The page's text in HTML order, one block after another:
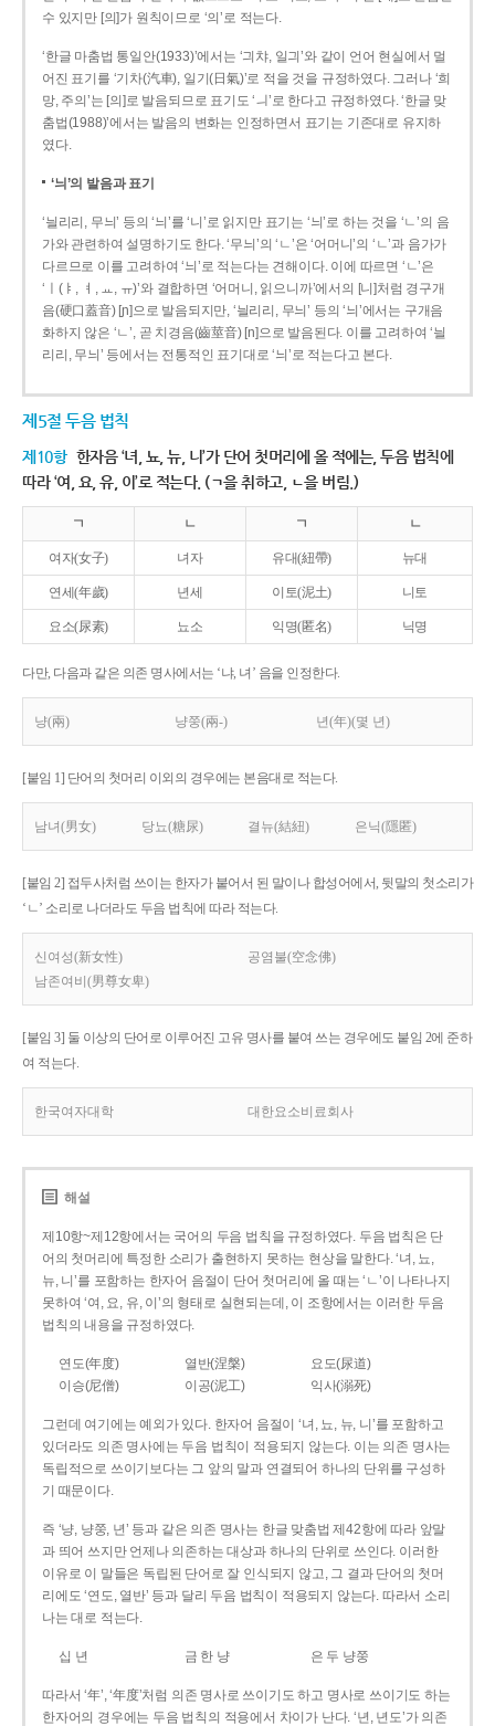
수 있지만 [의]가 원칙이므로 ‘의’로 적는다.
‘한글 마춤법 통일안(1933)’에서는 ‘긔챠, 일긔’와 같이 언어 현실에서 멀
어진 표기를 ‘기차(汽車), 일기(日氣)’로 적을 것을 규정하였다. 그러나 ‘희
망, 주의’는 [의]로 발음되므로 표기도 ‘ㅢ’로 한다고 규정하였다. ‘한글 맞
춤법(1988)’에서는 발음의 변화는 인정하면서 표기는 기존대로 유지하
였다.
‘늬’의 발음과 표기
‘늴리리, 무늬’ 등의 ‘늬’를 ‘니’로 읽지만 표기는 ‘늬’로 하는 것을 ‘ㄴ’의 음
가와 관련하여 설명하기도 한다. ‘무늬’의 ‘ㄴ’은 ‘어머니’의 ‘ㄴ’과 음가가
다르므로 이를 고려하여 ‘늬’로 적는다는 견해이다. 이에 따르면 ‘ㄴ’은
‘ㅣ(ㅑ, ㅕ, ㅛ, ㅠ)’와 결합하면 ‘어머니, 읽으니까’에서의 [니]처럼 경구개
음(硬口蓋音) [ɲ]으로 발음되지만, ‘늴리리, 무늬’ 등의 ‘늬’에서는 구개음
화하지 않은 ‘ㄴ’, 곧 치경음(齒莖音) [n]으로 발음된다. 이를 고려하여 ‘늴
리리, 무늬’ 등에서는 전통적인 표기대로 ‘늬’로 적는다고 본다.
제5절 두음 법칙
제10항 한자음 ‘녀, 뇨, 뉴, 니’가 단어 첫머리에 올 적에는, 두음 법칙에
따라 ‘여, 요, 유, 이’로 적는다. (ㄱ을 취하고, ㄴ을 버림.)
ㄱ ㄴ ㄱ ㄴ
여자(女子) 녀자 유대(紐帶) 뉴대
연세(年歲) 년세 이토(泥土) 니토
요소(尿素) 뇨소 익명(匿名) 닉명
다만, 다음과 같은 의존 명사에서는 ‘냐, 녀’ 음을 인정한다.
냥(兩) 냥쭝(兩-) 년(年)(몇 년)
[붙임 1] 단어의 첫머리 이외의 경우에는 본음대로 적는다.
남녀(男女) 당뇨(糖尿) 결뉴(結紐) 은닉(隱匿)
[붙임 2] 접두사처럼 쓰이는 한자가 붙어서 된 말이나 합성어에서, 뒷말의 첫소리가
‘ㄴ’ 소리로 나더라도 두음 법칙에 따라 적는다.
신여성(新女性)
공염불(空念佛)
남존여비(男尊女卑)
[붙임 3] 둘 이상의 단어로 이루어진 고유 명사를 붙여 쓰는 경우에도 붙임 2에 준하
여 적는다.
한국여자대학 대한요소비료회사
해설
제10항~제12항에서는 국어의 두음 법칙을 규정하였다. 두음 법칙은 단
어의 첫머리에 특정한 소리가 출현하지 못하는 현상을 말한다. ‘녀, 뇨,
뉴, 니’를 포함하는 한자어 음절이 단어 첫머리에 올 때는 ‘ㄴ’이 나타나지
못하여 ‘여, 요, 유, 이’의 형태로 실현되는데, 이 조항에서는 이러한 두음
법칙의 내용을 규정하였다.
연도(年度) 열반(涅槃)
요도(尿道)
이승(尼僧)
이공(泥工) 익사(溺死)
그런데 여기에는 예외가 있다. 한자어 음절이 ‘녀, 뇨, 뉴, 니’를 포함하고
있더라도 의존 명사에는 두음 법칙이 적용되지 않는다. 이는 의존 명사는
독립적으로 쓰이기보다는 그 앞의 말과 연결되어 하나의 단위를 구성하
기 때문이다.
즉 ‘냥, 냥쭝, 년’ 등과 같은 의존 명사는 한글 맞춤법 제42항에 따라 앞말
과 띄어 쓰지만 언제나 의존하는 대상과 하나의 단위로 쓰인다. 이러한
이유로 이 말들은 독립된 단어로 잘 인식되지 않고, 그 결과 단어의 첫머
리에도 ‘연도, 열반’ 등과 달리 두음 법칙이 적용되지 않는다. 따라서 소리
나는 대로 적는다.
십 년 금 한 냥 은 두 냥쭝
따라서 ‘年’, ‘年度’처럼 의존 명사로 쓰이기도 하고 명사로 쓰이기도 하는
한자어의 경우에는 두음 법칙의 적용에서 차이가 난다. ‘년, 년도’가 의존